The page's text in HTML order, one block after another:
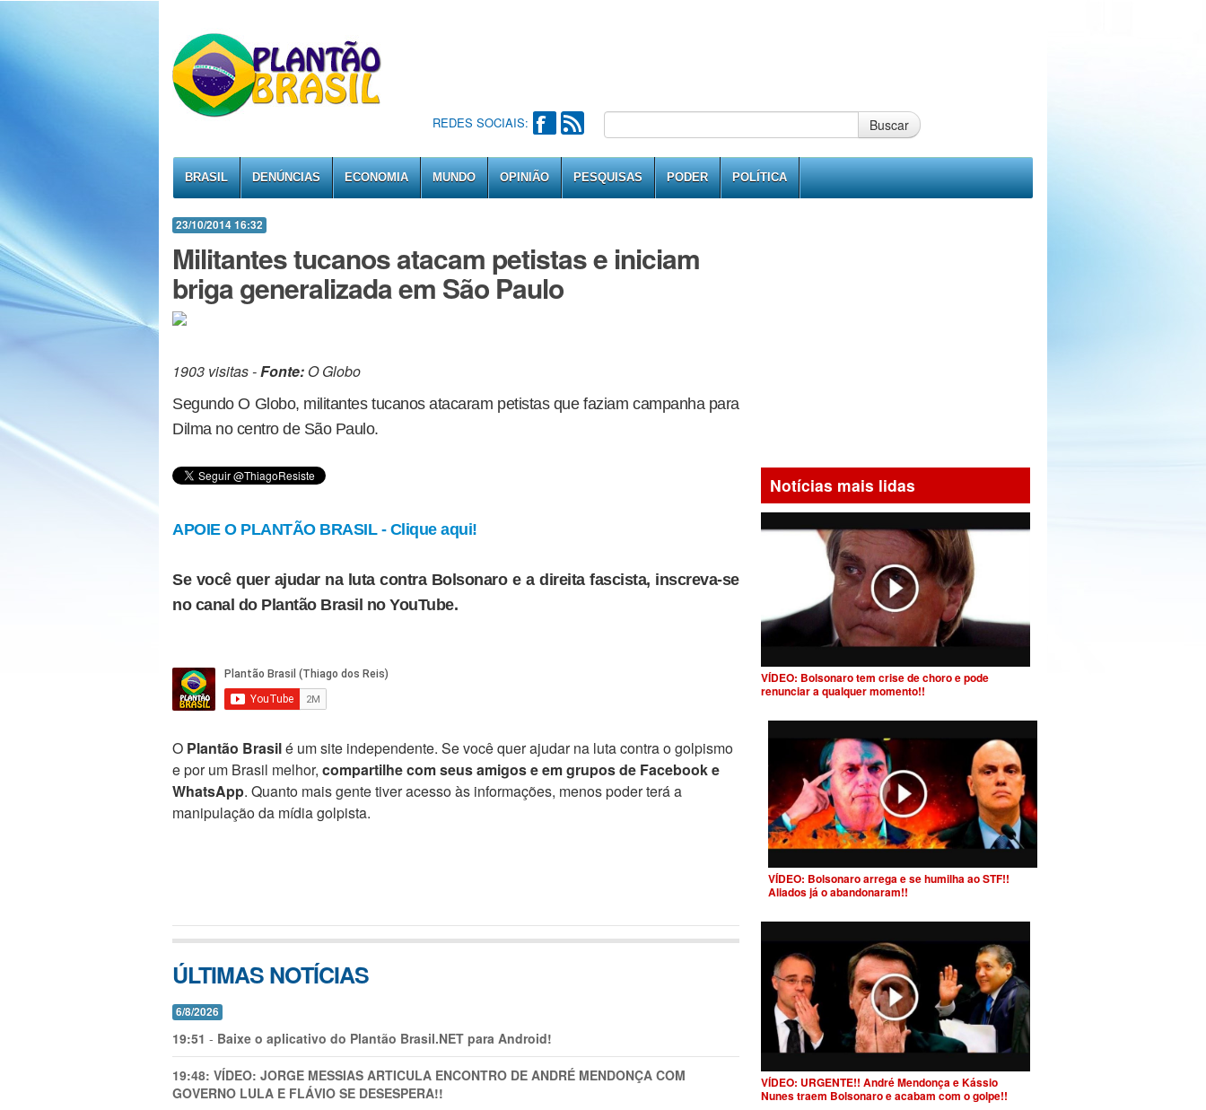
REDES SOCIAIS: Buscar
BRASIL DENÚNCIAS ECONOMIA MUNDO OPINIÃO PESQUISAS PODER POLÍTICA
23/10/2014 16:32
Militantes tucanos atacam petistas e iniciam
briga generalizada em São Paulo
1903 visitas -Fonte: O Globo
Segundo O Globo, militantes tucanos atacaram petistas que faziam campanha para
Dilma no centro de São Paulo.
APOIE O PLANTÃO BRASIL - Clique aqui!
Se você quer ajudar na luta contra Bolsonaro e a direita fascista, inscreva-se
no canal do Plantão Brasil no YouTube.
O Plantão Brasilé um site independente. Se você quer ajudar na luta contra o golpismo
e por um Brasil melhor, compartilhe com seus amigos e em grupos de Facebook e
WhatsApp. Quanto mais gente tiver acesso às informações, menos poder terá a
manipulação da mídia golpista.
ÚLTIMAS NOTÍCIAS
6/8/2026
19:51 - Baixe o aplicativo do Plantão Brasil.NET para Android!
19:48: VÍDEO: JORGE MESSIAS ARTICULA ENCONTRO DE ANDRÉ MENDONÇA COM
GOVERNO LULA E FLÁVIO SE DESESPERA!!
Notícias mais lidas
VÍDEO: Bolsonaro tem crise de choro e pode
renunciar a qualquer momento!!
VÍDEO: Bolsonaro arrega e se humilha ao STF!!
Aliados já o abandonaram!!
VÍDEO: URGENTE!! André Mendonça e Kássio
Nunes traem Bolsonaro e acabam com o golpe!!